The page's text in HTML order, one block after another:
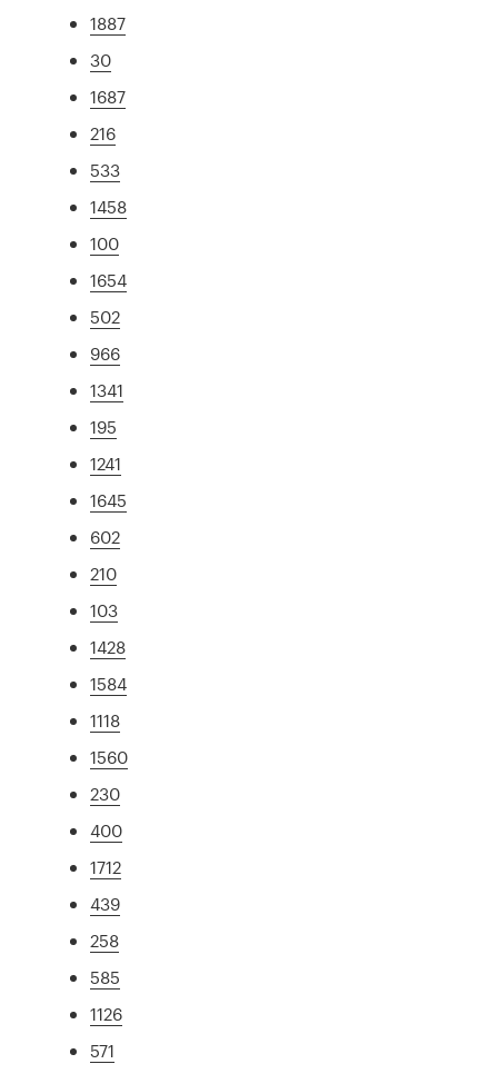
1887
30
1687
216
533
1458
100
1654
502
966
1341
195
1241
1645
602
210
103
1428
1584
1118
1560
230
400
1712
439
258
585
1126
571